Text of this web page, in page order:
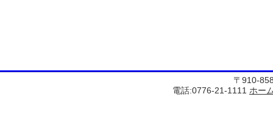
〒910-
電話:0776-21-1111 ホー